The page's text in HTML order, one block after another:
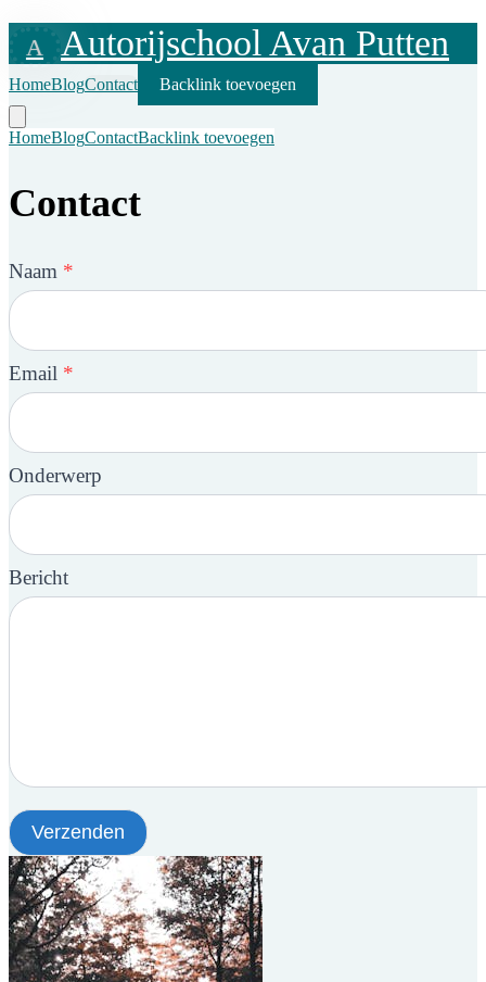
A Autorijschool Avan Putten
HomeBlogContact Backlink toevoegen
HomeBlogContactBacklink toevoegen
Contact
Naam *
Email *
Onderwerp
Bericht